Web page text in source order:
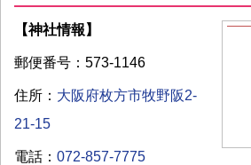
【神社情報】
郵便番号：573-1146
住所： 大阪府枚方市牧野阪2-
21-15
電話： 072-857-7775